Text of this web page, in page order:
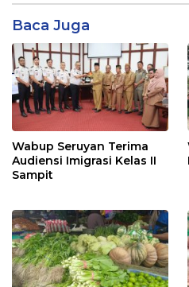
Baca Juga
Wabup Seruyan Terima
Audiensi Imigrasi Kelas II
Sampit